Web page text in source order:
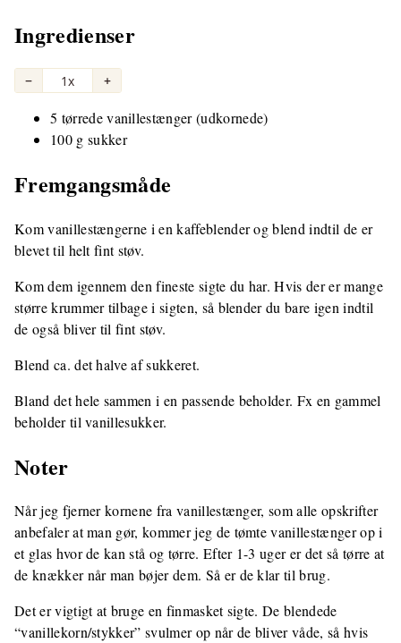
Ingredienser
− 1x +
5 tørrede vanillestænger (udkornede)
100 g sukker
Fremgangsmåde
Kom vanillestængerne i en kaffeblender og blend indtil de er
blevet til helt fint støv.
Kom dem igennem den fineste sigte du har. Hvis der er mange
større krummer tilbage i sigten, så blender du bare igen indtil
de også bliver til fint støv.
Blend ca. det halve af sukkeret.
Bland det hele sammen i en passende beholder. Fx en gammel
beholder til vanillesukker.
Noter
Når jeg fjerner kornene fra vanillestænger, som alle opskrifter
anbefaler at man gør, kommer jeg de tømte vanillestænger op i
et glas hvor de kan stå og tørre. Efter 1-3 uger er det så tørre at
de knækker når man bøjer dem. Så er de klar til brug.
Det er vigtigt at bruge en finmasket sigte. De blendede
“vanillekorn/stykker” svulmer op når de bliver våde, så hvis